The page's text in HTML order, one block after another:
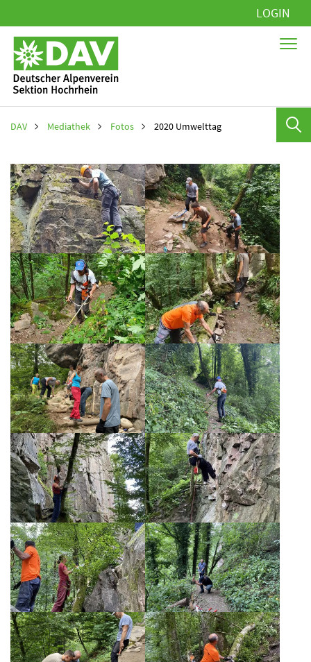
LOGIN
DAV Mediathek Fotos 2020 Umwelttag